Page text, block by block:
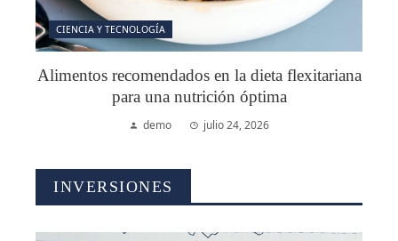
CIENCIA Y TECNOLOGÍA
Alimentos recomendados en la dieta flexitariana
para una nutrición óptima
demo julio 24, 2026
INVERSIONES